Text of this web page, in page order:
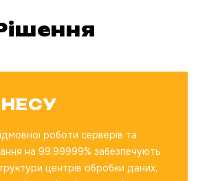
роботи серверів та
на 99,99999% забезпечують
центрів обробки даних,